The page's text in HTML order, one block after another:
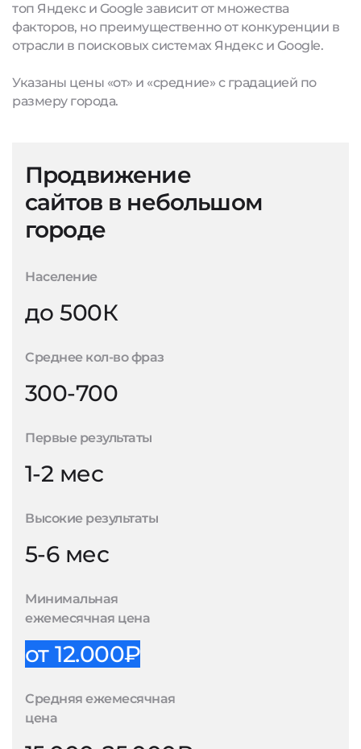
топ Яндекс и Google зависит от множества
факторов, но преимущественно от конкуренции в
отрасли в поисковых системах Яндекс и Google.
Указаны цены «от» и «средние» с градацией по
размеру города.
Продвижение
сайтов в небольшом
городе
Население
до 500К
Среднее кол-во фраз
300-700
Первые результаты
1-2 мес
Высокие результаты
5-6 мес
Минимальная
ежемесячная цена
от 12.000₽
Средняя ежемесячная
цена